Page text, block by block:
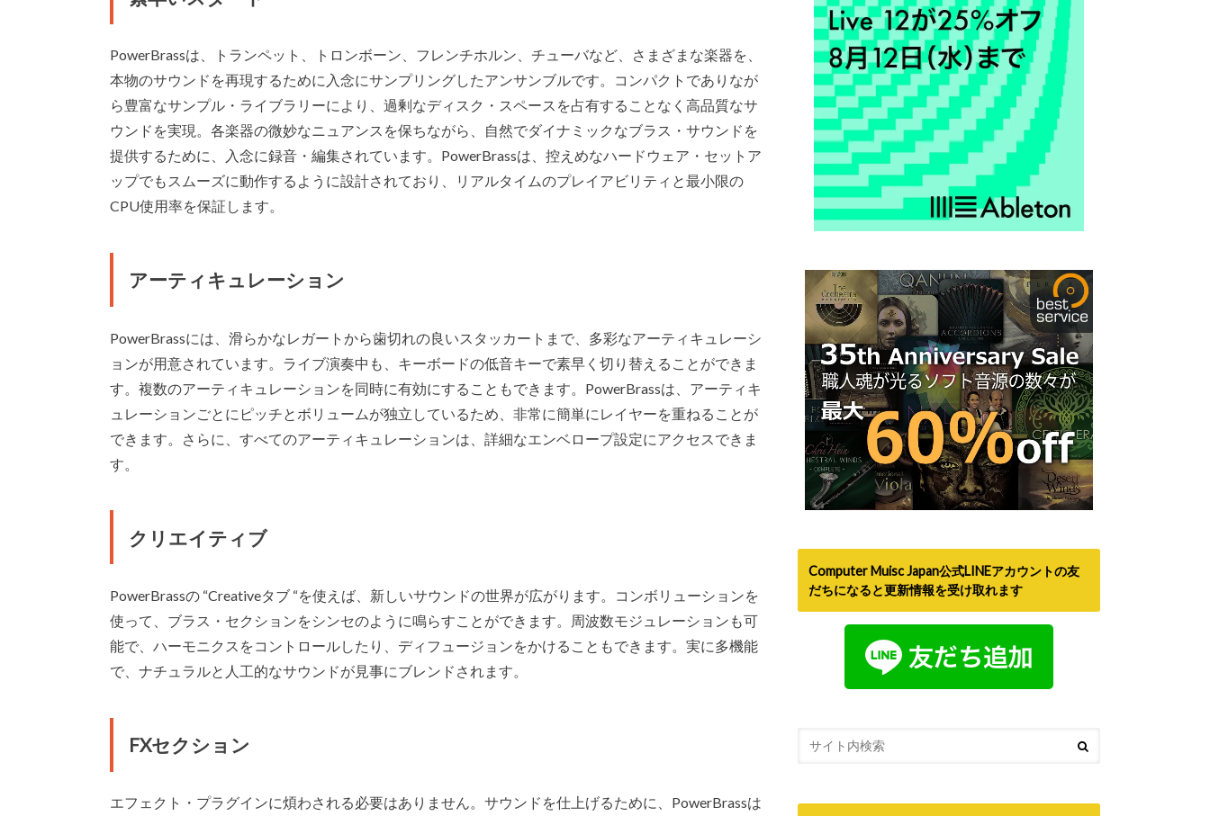
PowerBrassは、トランペット、トロンボーン、フレンチホルン、チューバなど、さまざまな楽器を、
本物のサウンドを再現するために入念にサンプリングしたアンサンブルです。コンパクトでありなが
ら豊富なサンプル・ライブラリーにより、過剰なディスク・スペースを占有することなく高品質なサ
ウンドを実現。各楽器の微妙なニュアンスを保ちながら、自然でダイナミックなブラス・サウンドを
提供するために、入念に録音・編集されています。PowerBrassは、控えめなハードウェア・セットア
ップでもスムーズに動作するように設計されており、リアルタイムのプレイアビリティと最小限の
CPU使用率を保証します。
アーティキュレーション
PowerBrassには、滑らかなレガートから歯切れの良いスタッカートまで、多彩なアーティキュレーシ
ョンが用意されています。ライブ演奏中も、キーボードの低音キーで素早く切り替えることができま
す。複数のアーティキュレーションを同時に有効にすることもできます。PowerBrassは、アーティキ
ュレーションごとにピッチとボリュームが独立しているため、非常に簡単にレイヤーを重ねることが
できます。さらに、すべてのアーティキュレーションは、詳細なエンベロープ設定にアクセスできま
す。
クリエイティブ
PowerBrassの “Creativeタブ “を使えば、新しいサウンドの世界が広がります。コンボリューションを
使って、ブラス・セクションをシンセのように鳴らすことができます。周波数モジュレーションも可
能で、ハーモニクスをコントロールしたり、ディフュージョンをかけることもできます。実に多機能
で、ナチュラルと人工的なサウンドが見事にブレンドされます。
FXセクション
エフェクト・プラグインに煩わされる必要はありません。サウンドを仕上げるために、PowerBrassは
Computer Muisc Japan公式LINEアカウントの友
だちになると更新情報を受け取れます